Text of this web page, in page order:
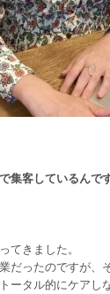
集客しているんで
てきました。
だったのですが、
ータル的にケアし